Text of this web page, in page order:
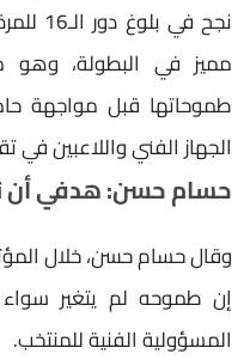
نجح
مميز في البطولة،
طموحاتها قبل مواجهة
الجهاز الفني واللاعبين في
حسام حسن: هدفي أن
وقال حسام حسن، خلال
إن طموحه لم يتغير سواء
المسؤولية الفنية للمنتخب.